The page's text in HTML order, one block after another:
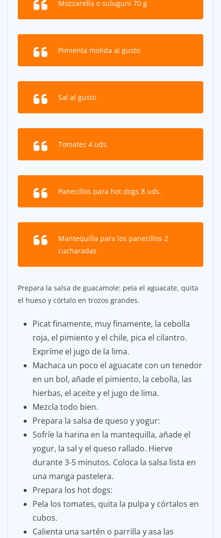
Mozzarella o suluguni 70 g
Pimienta molida al gusto
Sal al gusto
Tomates 4 uds.
Panecillos para hot dogs 8 uds.
Mantequilla para los panecillos 2
cucharadas
Prepara la salsa de guacamole: pela el aguacate, quita
el hueso y córtalo en trozos grandes.
Picat finamente, muy finamente, la cebolla
roja, el pimiento y el chile, pica el cilantro.
Expríme el jugo de la lima.
Machaca un poco el aguacate con un tenedor
en un bol, añade el pimiento, la cebolla, las
hierbas, el aceite y el jugo de lima.
Mezcla todo bien.
Prepara la salsa de queso y yogur:
Sofríe la harina en la mantequilla, añade el
yogur, la sal y el queso rallado. Hierve
durante 3-5 minutos. Coloca la salsa lista en
una manga pastelera.
Prepara los hot dogs:
Pela los tomates, quita la pulpa y córtalos en
cubos.
Calienta una sartén o parrilla y asa las